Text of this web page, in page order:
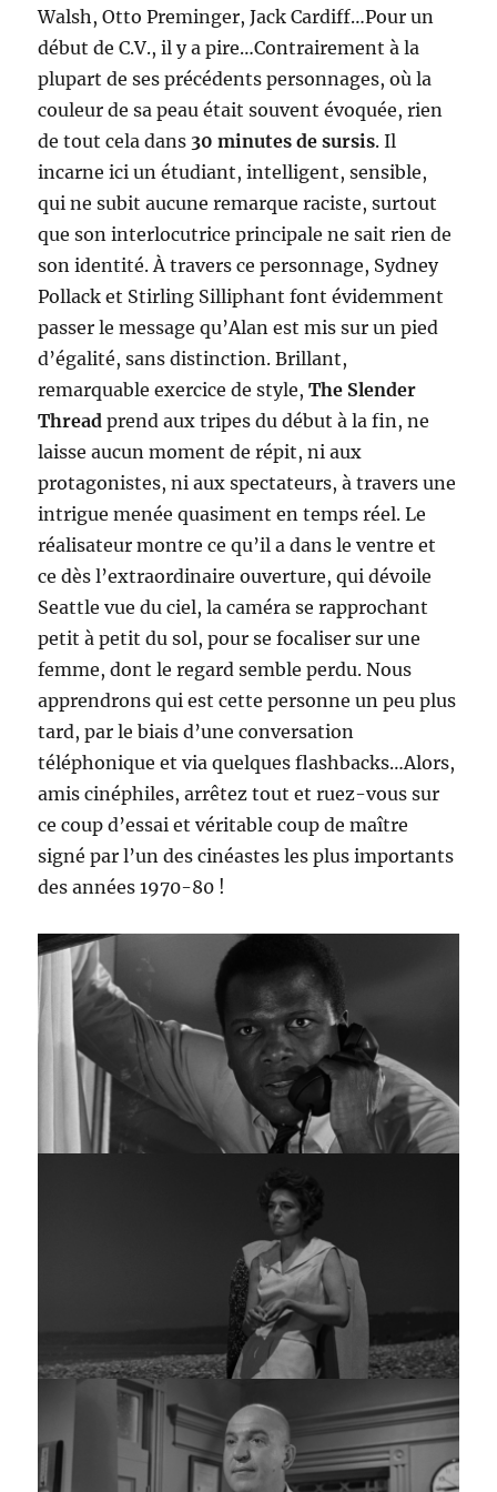
Walsh, Otto Preminger, Jack Cardiff…Pour un
début de C.V., il y a pire…Contrairement à la
plupart de ses précédents personnages, où la
couleur de sa peau était souvent évoquée, rien
de tout cela dans 30 minutes de sursis. Il
incarne ici un étudiant, intelligent, sensible,
qui ne subit aucune remarque raciste, surtout
que son interlocutrice principale ne sait rien de
son identité. À travers ce personnage, Sydney
Pollack et Stirling Silliphant font évidemment
passer le message qu’Alan est mis sur un pied
d’égalité, sans distinction. Brillant,
remarquable exercice de style,The Slender
Threadprend aux tripes du début à la fin, ne
laisse aucun moment de répit, ni aux
protagonistes, ni aux spectateurs, à travers une
intrigue menée quasiment en temps réel. Le
réalisateur montre ce qu’il a dans le ventre et
ce dès l’extraordinaire ouverture, qui dévoile
Seattle vue du ciel, la caméra se rapprochant
petit à petit du sol, pour se focaliser sur une
femme, dont le regard semble perdu. Nous
apprendrons qui est cette personne un peu plus
tard, par le biais d’une conversation
téléphonique et via quelques flashbacks…Alors,
amis cinéphiles, arrêtez tout et ruez-vous sur
ce coup d’essai et véritable coup de maître
signé par l’un des cinéastes les plus importants
des années 1970-80 !